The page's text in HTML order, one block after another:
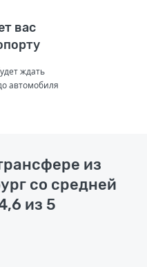
вас
ждать
автомобиля
из
со средней
из 5